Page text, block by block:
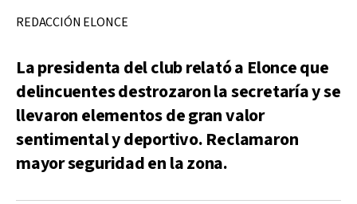
REDACCIÓN ELONCE
La presidenta del club relató a Elonce que
delincuentes destrozaron la secretaría y se
llevaron elementos de gran valor
sentimental y deportivo. Reclamaron
mayor seguridad en la zona.